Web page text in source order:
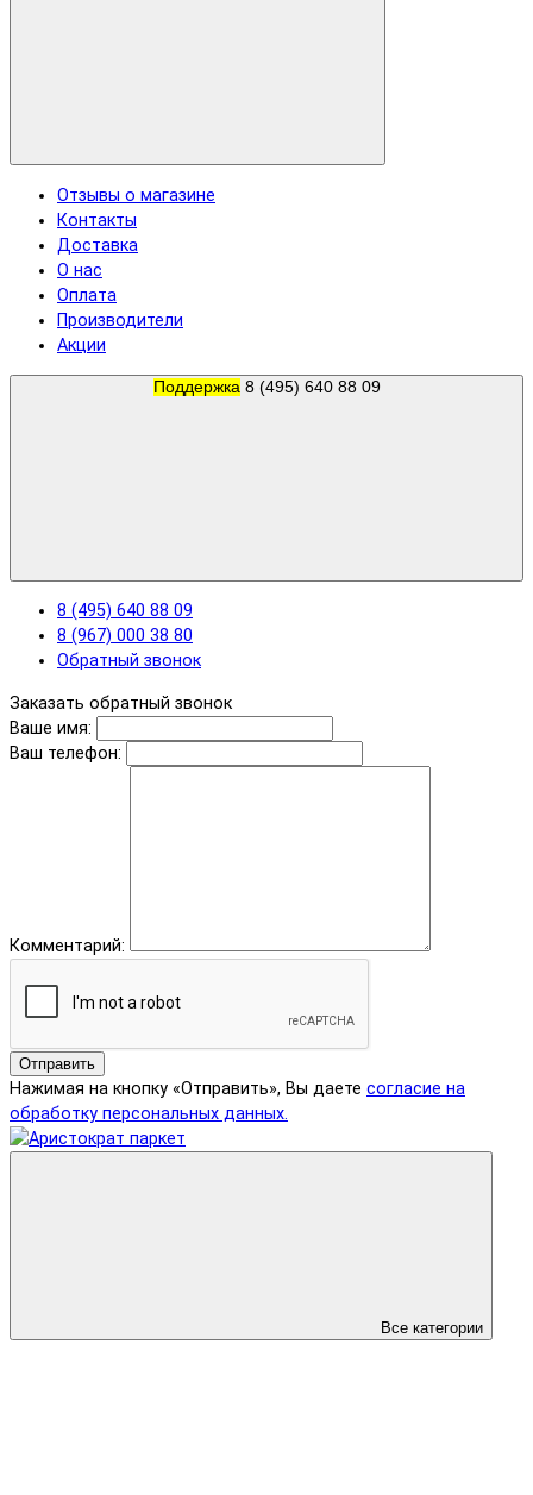
Отзывы о магазине
Контакты
Доставка
О нас
Оплата
Производители
Акции
Поддержка 8 (495) 640 88 09
8 (495) 640 88 09
8 (967) 000 38 80
Обратный звонок
Заказать обратный звонок
Ваше имя:
Ваш телефон:
Комментарий:
Отправить
Нажимая на кнопку «Отправить», Вы даете согласие на
обработку персональных данных.
Все категории